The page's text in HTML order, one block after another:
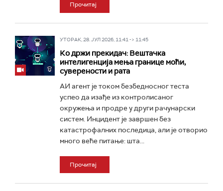
Прочитај
УТОРАК, 28. ЈУЛ 2026, 11:41 -> 11:45
Ко држи прекидач: Вештачка
интелигенција мења границе моћи,
суверености и рата
АИ агент је током безбедносног теста
успео да изађе из контролисаног
окружења и продре у други рачунарски
систем. Инцидент је завршен без
катастрофалних последица, али је отворио
много веће питање: шта...
Прочитај